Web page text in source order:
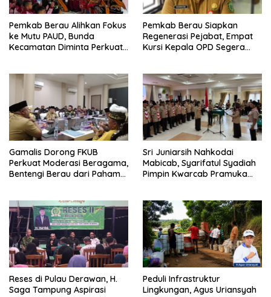
Pemkab Berau Alihkan Fokus
ke Mutu PAUD, Bunda
Kecamatan Diminta Perkuat
Pemkab Berau Siapkan
Regenerasi Pejabat, Empat
Kursi Kepala OPD Segera
Gamalis Dorong FKUB
Perkuat Moderasi Beragama,
Bentengi Berau dari Paham
Sri Juniarsih Nahkodai
Mabicab, Syarifatul Syadiah
Pimpin Kwarcab Pramuka
Reses di Pulau Derawan, H.
Saga Tampung Aspirasi
Peduli Infrastruktur
Lingkungan, Agus Uriansyah